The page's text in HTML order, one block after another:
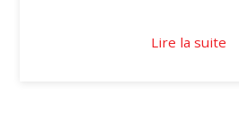
Lire la suite